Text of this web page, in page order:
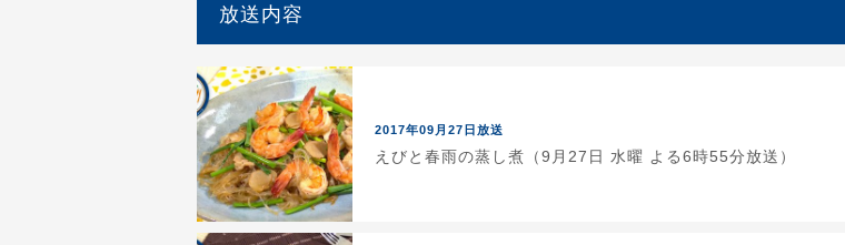
放送内容
2017年09月27日放送
えびと春雨の蒸し煮（9月27日 水曜 よる6時55分放送）